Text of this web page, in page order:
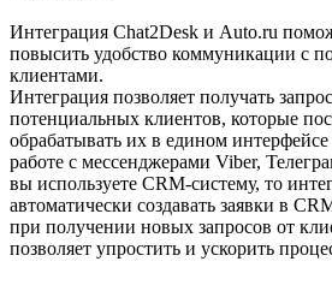
Интеграция Chat2Desk и Auto.ru
повысить удобство коммуникации с
клиентами.
Интеграция позволяет получать
потенциальных клиентов, которые
обрабатывать их в едином
работе с мессенджерами Viber,
вы используете CRM-систему, то
автоматически создавать заявки в
при получении новых запросов от
позволяет упростить и ускорить